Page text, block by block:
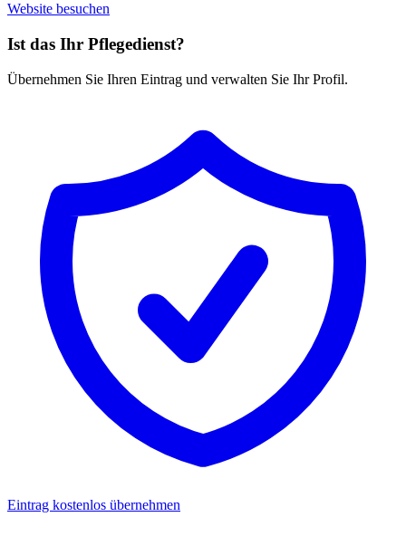
Website besuchen
Ist das Ihr Pflegedienst?
Übernehmen Sie Ihren Eintrag und verwalten Sie Ihr Profil.
Eintrag kostenlos übernehmen